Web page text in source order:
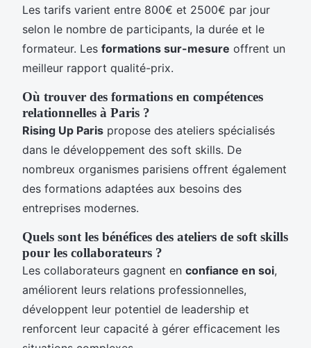
Les tarifs varient entre 800€ et 2500€ par jour
selon le nombre de participants, la durée et le
formateur. Les formations sur-mesure offrent un
meilleur rapport qualité-prix.
Où trouver des formations en compétences
relationnelles à Paris ?
Rising Up Paris propose des ateliers spécialisés
dans le développement des soft skills. De
nombreux organismes parisiens offrent également
des formations adaptées aux besoins des
entreprises modernes.
Quels sont les bénéfices des ateliers de soft skills
pour les collaborateurs ?
Les collaborateurs gagnent en confiance en soi,
améliorent leurs relations professionnelles,
développent leur potentiel de leadership et
renforcent leur capacité à gérer efficacement les